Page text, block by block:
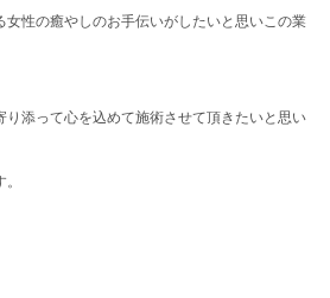
女性の癒やしのお手伝いがしたいと思いこの業
り添って心を込めて施術させて頂きたいと思い